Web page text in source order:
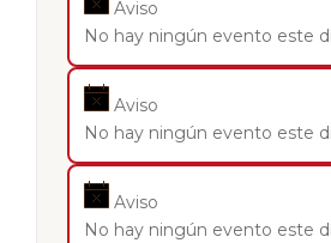
Aviso
No hay ningún evento este
Aviso
No hay ningún evento este
Aviso
No hay ningún evento este